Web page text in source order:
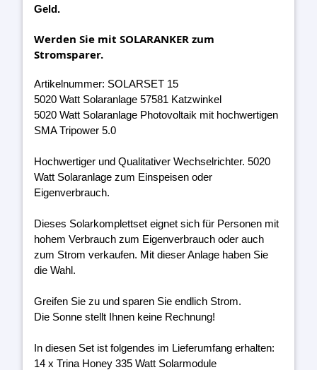
Geld.
Werden Sie mit SOLARANKER zum
Stromsparer.
Artikelnummer: SOLARSET 15
5020 Watt Solaranlage 57581 Katzwinkel
5020 Watt Solaranlage Photovoltaik mit hochwertigen
SMA Tripower 5.0
Hochwertiger und Qualitativer Wechselrichter. 5020
Watt Solaranlage zum Einspeisen oder
Eigenverbrauch.
Dieses Solarkomplettset eignet sich für Personen mit
hohem Verbrauch zum Eigenverbrauch oder auch
zum Strom verkaufen. Mit dieser Anlage haben Sie
die Wahl.
Greifen Sie zu und sparen Sie endlich Strom.
Die Sonne stellt Ihnen keine Rechnung!
In diesen Set ist folgendes im Lieferumfang erhalten:
14 x Trina Honey 335 Watt Solarmodule